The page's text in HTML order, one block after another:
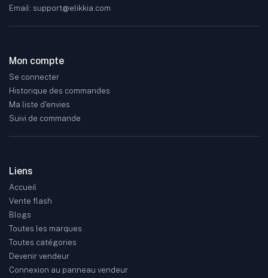
Email: support@elikkia.com
Mon compte
Se connecter
Historique des commandes
Ma liste d'envies
Suivi de commande
Liens
Accueil
Vente flash
Blogs
Toutes les marques
Toutes catégories
Devenir vendeur
Connexion au panneau vendeur